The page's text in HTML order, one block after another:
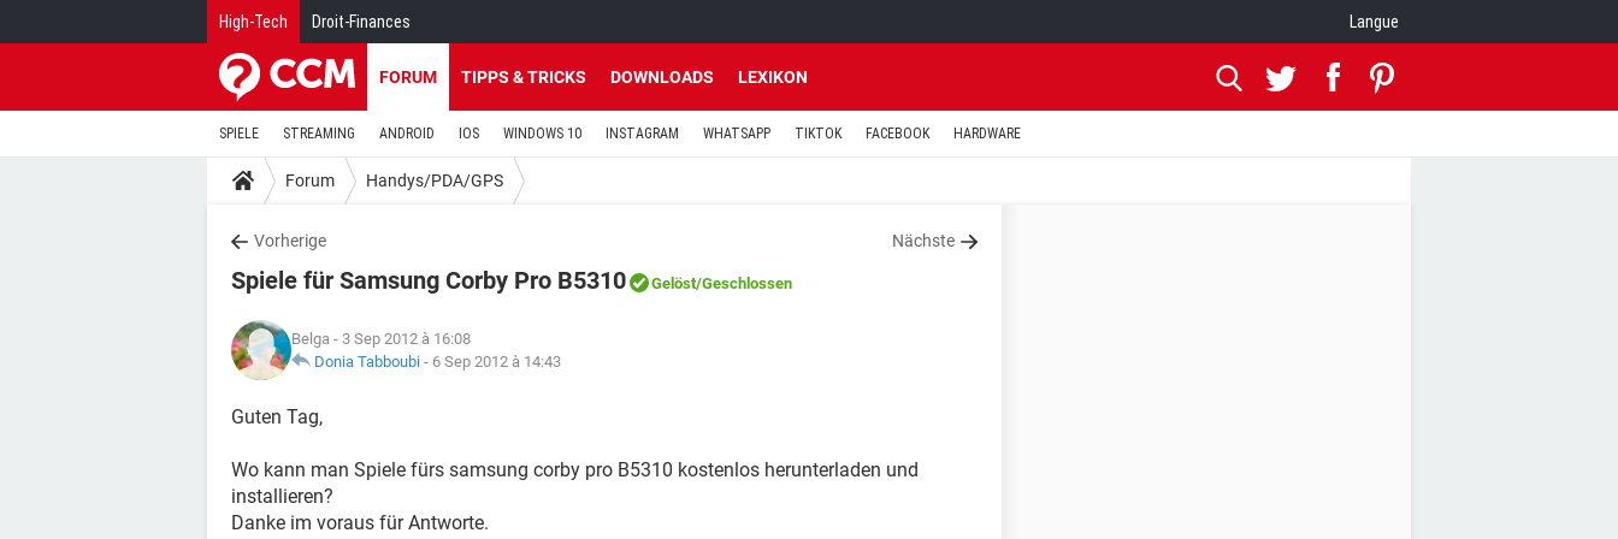
High-Tech Droit-Finances Langue
FORUM TIPPS & TRICKS DOWNLOADS LEXIKON
SPIELE STREAMING ANDROID IOS WINDOWS 10 INSTAGRAM WHATSAPP TIKTOK FACEBOOK HARDWARE
Forum Handys/PDA/GPS
Vorherige Nächste
Spiele für Samsung Corby Pro B5310 Gelöst/Geschlossen
Belga - 3 Sep 2012 à 16:08
Donia Tabboubi - 6 Sep 2012 à 14:43
Guten Tag,
Wo kann man Spiele fürs samsung corby pro B5310 kostenlos herunterladen und
installieren?
Danke im voraus für Antworte.